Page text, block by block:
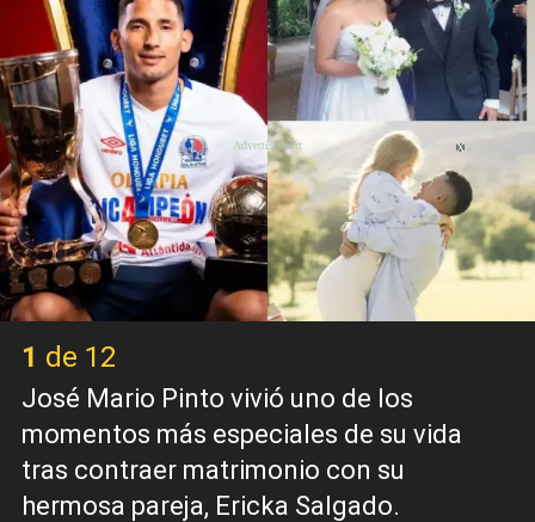
1 de 12
José Mario Pinto vivió uno de los
momentos más especiales de su vida
tras contraer matrimonio con su
hermosa pareja, Ericka Salgado.
X